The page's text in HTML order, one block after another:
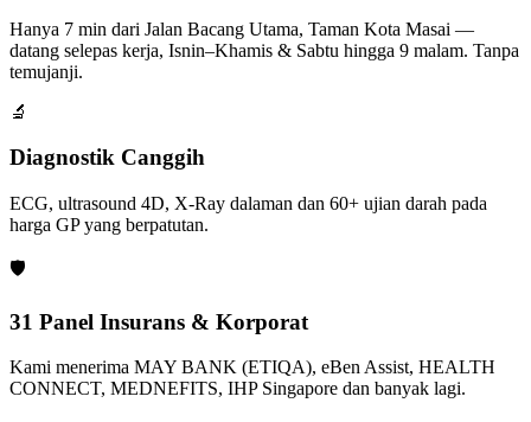
Hanya 7 min dari Jalan Bacang Utama, Taman Kota Masai —
datang selepas kerja, Isnin–Khamis & Sabtu hingga 9 malam. Tanpa
temujanji.
🔬
Diagnostik Canggih
ECG, ultrasound 4D, X-Ray dalaman dan 60+ ujian darah pada
harga GP yang berpatutan.
🛡️
31 Panel Insurans & Korporat
Kami menerima MAY BANK (ETIQA), eBen Assist, HEALTH
CONNECT, MEDNEFITS, IHP Singapore dan banyak lagi.